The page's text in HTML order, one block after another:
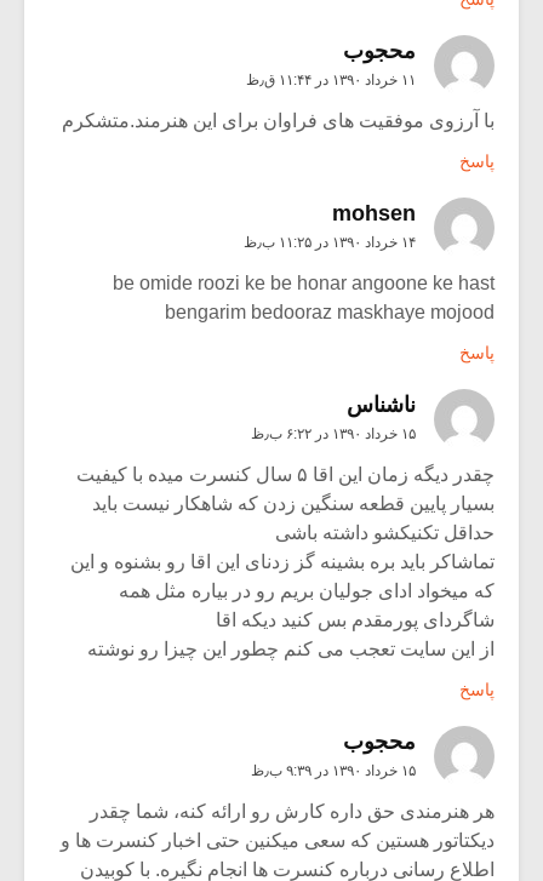
محجوب
۱۱ خرداد ۱۳۹۰ در ۱۱:۴۴ ق٫ظ
با آرزوی موفقیت های فراوان برای این هنرمند.متشکرم
پاسخ
mohsen
۱۴ خرداد ۱۳۹۰ در ۱۱:۲۵ ب٫ظ
be omide roozi ke be honar angoone ke hast
bengarim bedooraz maskhaye mojood
پاسخ
ناشناس
۱۵ خرداد ۱۳۹۰ در ۶:۲۲ ب٫ظ
چقدر دیگه زمان این اقا ۵ سال کنسرت میده با کیفیت
بسیار پایین قطعه سنگین زدن که شاهکار نیست باید
حداقل تکنیکشو داشته باشی
تماشاکر باید بره بشینه گز زدنای این اقا رو بشنوه و این
که میخواد ادای جولیان بریم رو در بیاره مثل همه
شاگردای پورمقدم بس کنید دیکه اقا
از این سایت تعجب می کنم چطور این چیزا رو نوشته
پاسخ
محجوب
۱۵ خرداد ۱۳۹۰ در ۹:۳۹ ب٫ظ
هر هنرمندی حق داره کارش رو ارائه کنه، شما چقدر
دیکتاتور هستین که سعی میکنین حتی اخبار کنسرت ها و
اطلاع رسانی درباره کنسرت ها انجام نگیره. با کوبیدن